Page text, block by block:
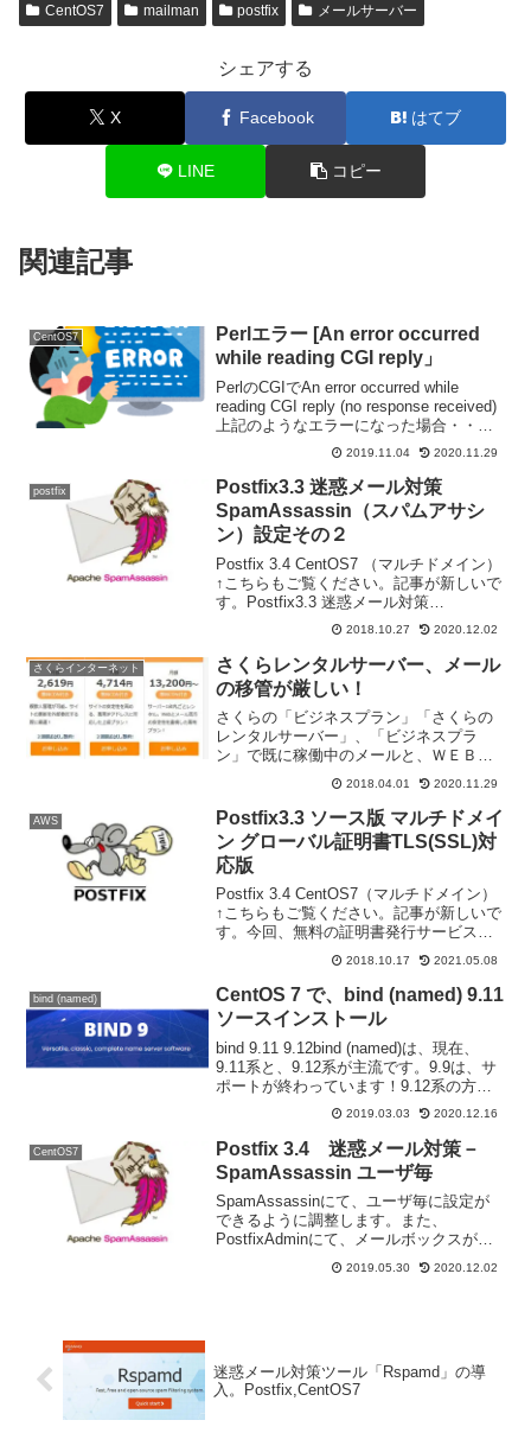
CentOS7 mailman postfix メールサーバー
シェアする
X Facebook はてブ
LINE コピー
関連記事
CentOS7
Perlエラー [An error occurred
while reading CGI reply」
PerlのCGIでAn error occurred while
reading CGI reply (no response received)
上記のようなエラーになった場合・・・
Perlプログラムをコマンドラインで、チ
ェックコマンドライ...
2019.11.04 2020.11.29
postfix
Postfix3.3 迷惑メール対策
SpamAssassin（スパムアサシ
ン）設定その２
Postfix 3.4 CentOS7 （マルチドメイン）
↑こちらもご覧ください。記事が新しいで
す。Postfix3.3 迷惑メール対策
SpamAssassin（スパムアサシン）
（2018/11/01 追加）Postfix3.3 迷惑メ...
2018.10.27 2020.12.02
さくらインターネット
さくらレンタルサーバー、メール
の移管が厳しい！
さくらの「ビジネスプラン」「さくらの
レンタルサーバー」、「ビジネスプラ
ン」で既に稼働中のメールと、ＷＥＢの
移管を検討しまいた。移管計画計画をし
ていたのは、以下のような順番です１）
ドメインをさくらインターネットさんに
移管２）レンラルサーバー、...
2018.04.01 2020.11.29
AWS
Postfix3.3 ソース版 マルチドメイ
ン グローバル証明書TLS(SSL)対
応版
Postfix 3.4 CentOS7（マルチドメイン）
↑こちらもご覧ください。記事が新しいで
す。今回、無料の証明書発行サービス、
「Let's Encrypt」を利用して、Postfixの
TLS(SSL)に対応してみたいと思います。
Let'...
2018.10.17 2021.05.08
bind (named)
CentOS 7 で、bind (named) 9.11
ソースインストール
bind 9.11 9.12bind (named)は、現在、
9.11系と、9.12系が主流です。9.9は、サ
ポートが終わっています！9.12系の方が
バージョンが新しいですが、サポートの
期限が、短いです。9.11系は、
ESV（Extende...
2019.03.03 2020.12.16
CentOS7
Postfix 3.4 迷惑メール対策－
SpamAssassin ユーザ毎
SpamAssassinにて、ユーザ毎に設定が
できるように調整します。また、
PostfixAdminにて、メールボックスが作
成できるようにします。マルチドメイン
対応版です。SpamAssassinを通さない
2019.05.30 2020.12.02
迷惑メール対策ツール「Rspamd」の導
入。Postfix,CentOS7